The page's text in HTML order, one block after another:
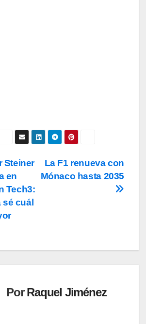
La F1 renueva con
Mónaco hasta 2035
Steiner
en
Tech3:
sé cuál
PorRaquel Jiménez